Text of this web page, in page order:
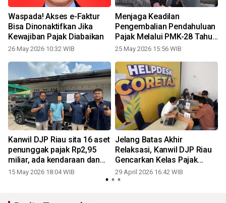
Waspada! Akses e-Faktur
Bisa Dinonaktifkan Jika
Kewajiban Pajak Diabaikan
26 May 2026 10:32 WIB
Menjaga Keadilan
Pengembalian Pendahuluan
Pajak Melalui PMK-28 Tahun
2026
25 May 2026 15:56 WIB
Kanwil DJP Riau sita 16 aset
penunggak pajak Rp2,95
miliar, ada kendaraan dan
rekening
15 May 2026 18:04 WIB
Jelang Batas Akhir
Relaksasi, Kanwil DJP Riau
Gencarkan Kelas Pajak
Coretax Gratis untuk Wajib
Pajak
29 April 2026 16:42 WIB